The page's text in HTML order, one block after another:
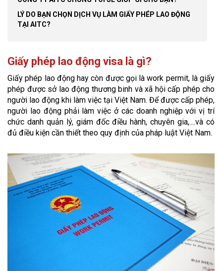
LÝ DO BẠN CHỌN DỊCH VỤ LÀM GIẤY PHÉP LAO ĐỘNG
TẠI AITC?
Giấy phép lao động visa là gì?
Giấy phép lao động hay còn được gọi là work permit, là giấy
phép được sở lao động thương binh và xã hội cấp phép cho
người lao động khi làm việc tại Việt Nam. Để được cấp phép,
người lao động phải làm việc ở các doanh nghiệp với vị trí
chức danh quản lý, giám đốc điều hành, chuyên gia,....và có
đủ điều kiện cần thiết theo quy định của pháp luật Việt Nam.